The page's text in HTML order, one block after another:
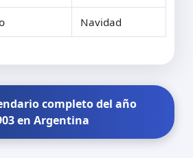
Navidad
completo del año
en Argentina